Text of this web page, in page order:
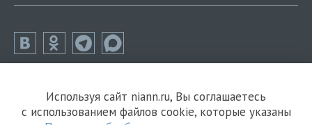
Используя сайт niann.ru, Вы соглашаетесь
с использованием файлов cookie, которые указаны